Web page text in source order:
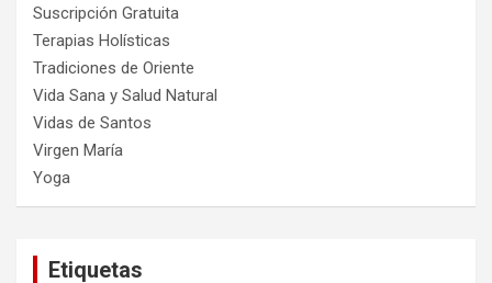
Suscripción Gratuita
Terapias Holísticas
Tradiciones de Oriente
Vida Sana y Salud Natural
Vidas de Santos
Virgen María
Yoga
Etiquetas